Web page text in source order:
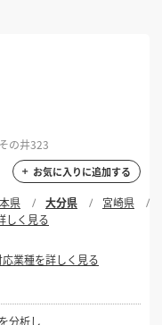
の井323
お気に入りに追加する
県 大分県
宮崎県
しく見る
応業種を詳しく見る
分析し